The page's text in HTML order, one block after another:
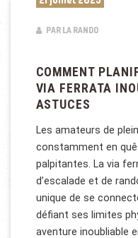
PAR LA RANDO
COMMENT
VIA FERRATA
ASTUCES
Les amateurs de
constamment en
palpitantes. La via
d’escalade et de
unique de se
défiant ses limites
aventure inoubliable